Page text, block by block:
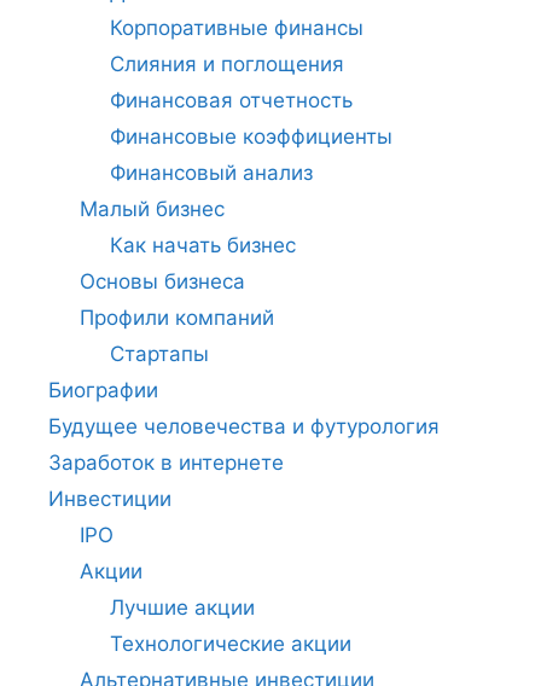
Корпоративные финансы
Слияния и поглощения
Финансовая отчетность
Финансовые коэффициенты
Финансовый анализ
Малый бизнес
Как начать бизнес
Основы бизнеса
Профили компаний
Стартапы
Биографии
Будущее человечества и футурология
Заработок в интернете
Инвестиции
IPO
Акции
Лучшие акции
Технологические акции
Альтернативные инвестиции